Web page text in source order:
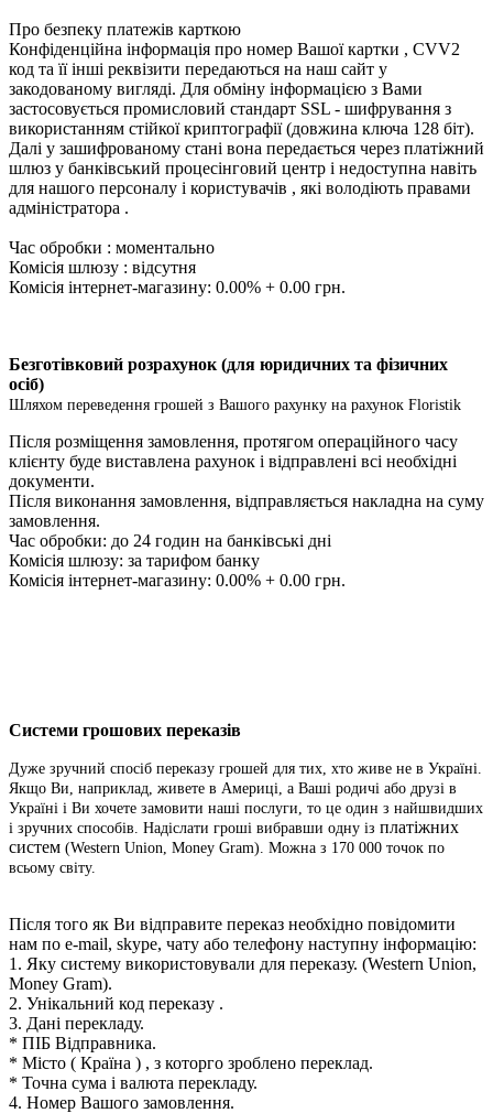
Про безпеку платежів карткою
Конфіденційна інформація про номер Вашої картки , CVV2
код та її інші реквізити передаються на наш сайт у
закодованому вигляді. Для обміну інформацією з Вами
застосовується промисловий стандарт SSL - шифрування з
використанням стійкої криптографії (довжина ключа 128 біт).
Далі у зашифрованому стані вона передається через платіжний
шлюз у банківський процесінговий центр і недоступна навіть
для нашого персоналу і користувачів , які володіють правами
адміністратора .
Час обробки : моментально
Комісія шлюзу : відсутня
Комісія інтернет-магазину: 0.00% + 0.00 грн.
Безготівковий розрахунок (для юридичних та фізичних
осіб)
Шляхом переведення грошей з Вашого рахунку на рахунок Floristik
Після розміщення замовлення, протягом операційного часу
клієнту буде виставлена ​​рахунок і відправлені всі необхідні
документи.
Після виконання замовлення, відправляється накладна на суму
замовлення.
Час обробки: до 24 годин на банківські дні
Комісія шлюзу: за тарифом банку
Комісія інтернет-магазину: 0.00% + 0.00 грн.
Системи грошових переказів
Дуже зручний спосіб переказу грошей для тих, хто живе не в Україні.
Якщо Ви, наприклад, живете в Америці, а Ваші родичі або друзі в
Україні і Ви хочете замовити наші послуги, то це один з найшвидших
і зручних способів. Надіслати гроші вибравши одну із платіжних
систем (Western Union, Money Gram). Можна з 170 000 точок по
всьому світу.
Після того як Ви відправите переказ необхідно повідомити
нам по e-mail, skype, чату або телефону наступну інформацію:
1. Яку систему використовували для переказу. (Western Union,
Money Gram).
2. Унікальний код переказу .
3. Дані перекладу.
* ПІБ Відправника.
* Місто ( Країна ) , з которго зроблено переклад.
* Точна сума і валюта перекладу.
4. Номер Вашого замовлення.